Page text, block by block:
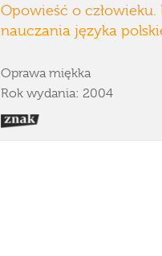
Opowieść o człowieku.
nauczania języka
Oprawa miękka
Rok wydania: 2004